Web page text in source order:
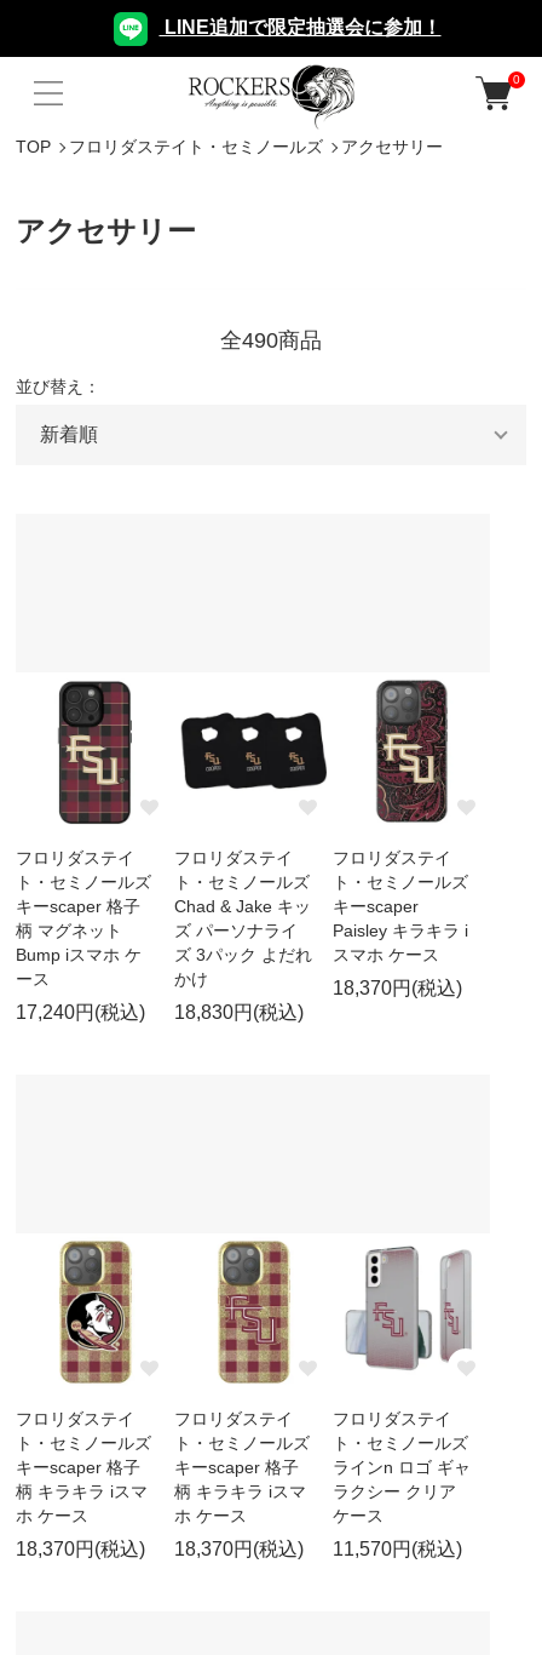
LINE追加で限定抽選会に参加！
0
TOP フロリダステイト・セミノールズ アクセサリー
アクセサリー
全490商品
並び替え：
フロリダステイ
ト・セミノールズ
キーscaper 格子
柄 マグネット
Bump iスマホ ケ
ース
17,240円(税込)
フロリダステイ
ト・セミノールズ
Chad & Jake キッ
ズ パーソナライ
ズ 3パック よだれ
かけ
18,830円(税込)
フロリダステイ
ト・セミノールズ
キーscaper
Paisley キラキラ i
スマホ ケース
18,370円(税込)
フロリダステイ
ト・セミノールズ
キーscaper 格子
柄 キラキラ iスマ
ホ ケース
18,370円(税込)
フロリダステイ
ト・セミノールズ
キーscaper 格子
柄 キラキラ iスマ
ホ ケース
18,370円(税込)
フロリダステイ
ト・セミノールズ
ラインn ロゴ ギャ
ラクシー クリア
ケース
11,570円(税込)